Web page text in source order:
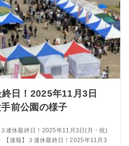
終日！2025年11月3日
前公園の様子
連休最終日！2025年11月3日(月・祝)
速報】３連休最終日！2025年11月3